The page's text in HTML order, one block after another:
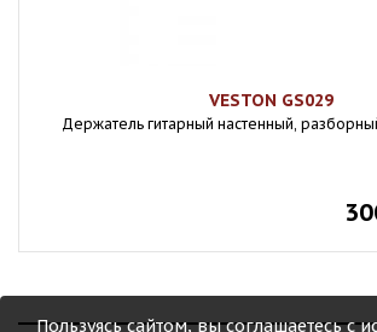
VESTON GS029
Держатель гитарный настенный,
Пользуясь сайтом, вы соглашаетесь с